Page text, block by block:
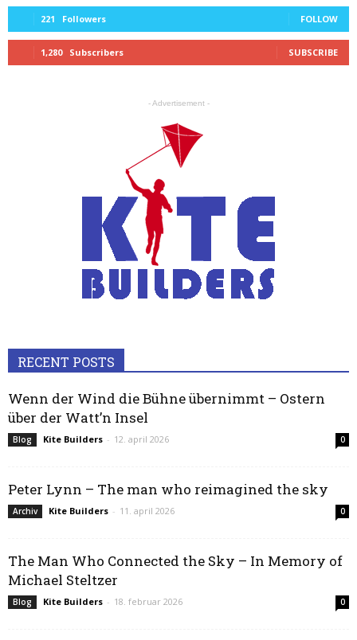
221 Followers FOLLOW
1,280 Subscribers SUBSCRIBE
- Advertisement -
RECENT POSTS
Wenn der Wind die Bühne übernimmt – Ostern
über der Watt’n Insel
Blog Kite Builders - 12. april 2026 0
Peter Lynn – The man who reimagined the sky
Archiv Kite Builders - 11. april 2026 0
The Man Who Connected the Sky – In Memory of
Michael Steltzer
Blog Kite Builders - 18. februar 2026 0